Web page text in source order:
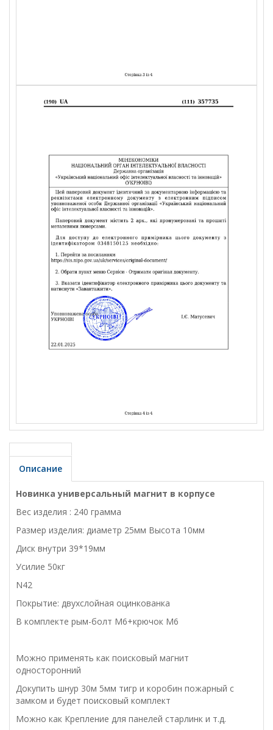
Описание
Новинка универсальный магнит в корпусе
Вес изделия : 240 грамма
Размер изделия: диаметр 25мм Высота 10мм
Диск внутри 39*19мм
Усилие 50кг
N42
Покрытие: двухслойная оцинкованка
В комплекте рым-болт М6+крючок М6
Можно применять как поисковый магнит
односторонний
Докупить шнур 30м 5мм тигр и коробин пожарный с
замком и будет поисковый комплект
Можно как Крепление для панелей старлинк и т.д.